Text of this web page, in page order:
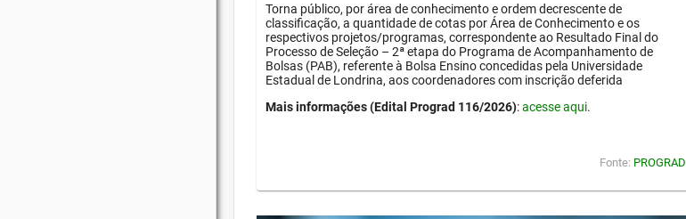
Torna público, por área de conhecimento e ordem decrescente de
classificação, a quantidade de cotas por Área de Conhecimento e os
respectivos projetos/programas, correspondente ao Resultado Final do
Processo de Seleção – 2ª etapa do Programa de Acompanhamento de
Bolsas (PAB), referente à Bolsa Ensino concedidas pela Universidade
Estadual de Londrina, aos coordenadores com inscrição deferida
Mais informações (Edital Prograd 116/2026):acesse aqui.
Fonte: PROGRAD